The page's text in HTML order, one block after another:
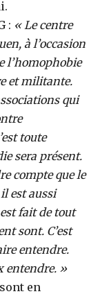
: « Le centre
à l’occasion
l’homophobie
et militante.
qui
toute
sera présent.
compte que le
est aussi
fait de tout
sont. C’est
entendre.
entendre. »
en